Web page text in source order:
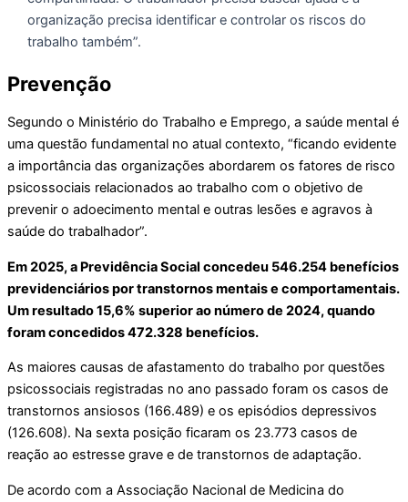
organização precisa identificar e controlar os riscos do
trabalho também”.
Prevenção
Segundo o Ministério do Trabalho e Emprego, a saúde mental é
uma questão fundamental no atual contexto, “ficando evidente
a importância das organizações abordarem os fatores de risco
psicossociais relacionados ao trabalho com o objetivo de
prevenir o adoecimento mental e outras lesões e agravos à
saúde do trabalhador”.
Em 2025, a Previdência Social concedeu 546.254 benefícios
previdenciários por transtornos mentais e comportamentais.
Um resultado 15,6% superior ao número de 2024, quando
foram concedidos 472.328 benefícios.
As maiores causas de afastamento do trabalho por questões
psicossociais registradas no ano passado foram os casos de
transtornos ansiosos (166.489) e os episódios depressivos
(126.608). Na sexta posição ficaram os 23.773 casos de
reação ao estresse grave e de transtornos de adaptação.
De acordo com a Associação Nacional de Medicina do